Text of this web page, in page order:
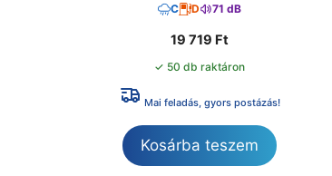
C D 71 dB
19 719 Ft
✓ 50 db raktáron
Mai feladás, gyors postázás!
Kosárba teszem